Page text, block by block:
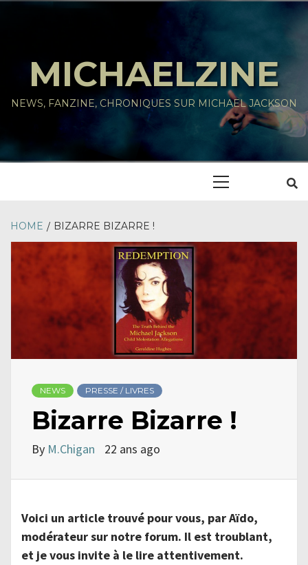
MICHAELZINE
NEWS, FANZINE, CHRONIQUES SUR MICHAEL JACKSON
HOME BIZARRE BIZARRE !
NEWS PRESSE / LIVRES
Bizarre Bizarre !
By M.Chigan 22 ans ago
Voici un article trouvé pour vous, par Aïdo,
modérateur sur notre forum. Il est troublant,
et je vous invite à le lire attentivement.